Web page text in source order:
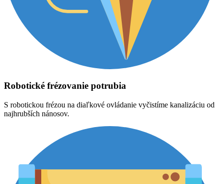
Robotické frézovanie potrubia
S robotickou frézou na diaľkové ovládanie vyčistíme kanalizáciu od
najhrubších nánosov.